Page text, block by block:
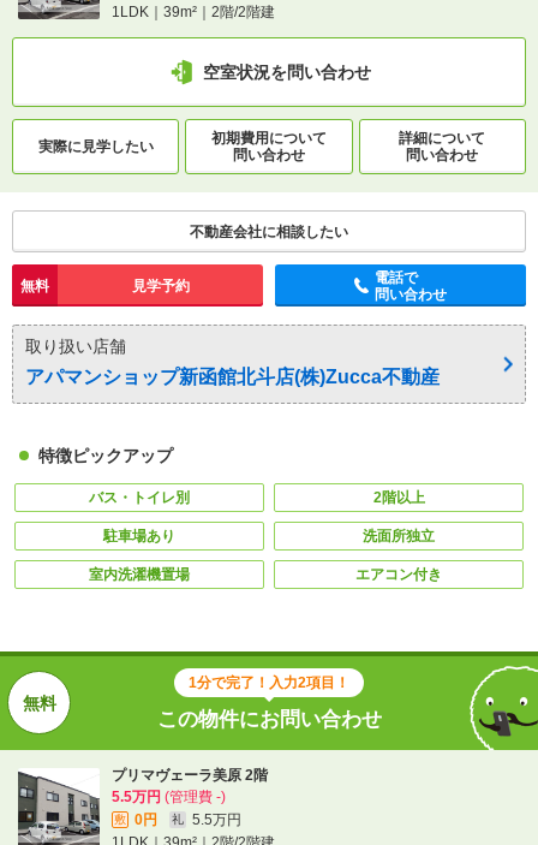
1LDK｜39m²｜2階/2階建
空室状況を問い合わせ
実際に見学したい
初期費用について
問い合わせ
詳細について
問い合わせ
不動産会社に相談したい
無料 見学予約
電話で
問い合わせ
取り扱い店舗
アパマンショップ新函館北斗店(株)Zucca不動産
特徴ピックアップ
バス・トイレ別 2階以上
駐車場あり 洗面所独立
室内洗濯機置場 エアコン付き
1分で完了！入力2項目！
この物件にお問い合わせ
プリマヴェーラ美原 2階
5.5万円 (管理費 -)
敷 0円 礼
5.5万円